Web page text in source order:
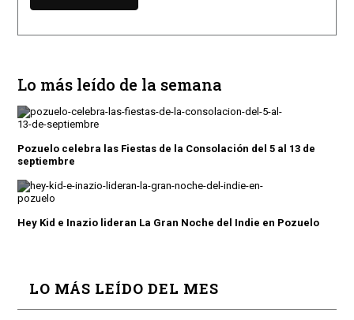
Lo más leído de la semana
Pozuelo celebra las Fiestas de la Consolación del 5 al 13 de
septiembre
Hey Kid e Inazio lideran La Gran Noche del Indie en Pozuelo
LO MÁS LEÍDO DEL MES